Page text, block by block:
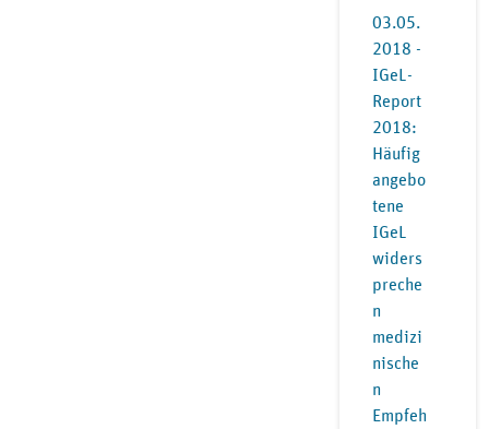
03.05.
2018 -
IGeL-
Report
2018:
Häufig
angebo
tene
IGeL
widers
preche
n
medizi
nische
n
Empfeh